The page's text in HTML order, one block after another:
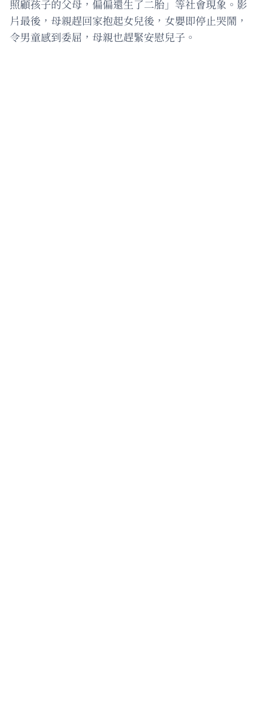
照顧孩子的父母，偏偏還生了二胎」等社會現象。影
片最後，母親趕回家抱起女兒後，女嬰即停止哭鬧，
令男童感到委屈，母親也趕緊安慰兒子。